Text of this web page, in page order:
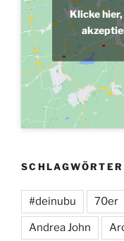
Klicke
SCHLAGWÖRTER
#deinubu 70er
Andrea John